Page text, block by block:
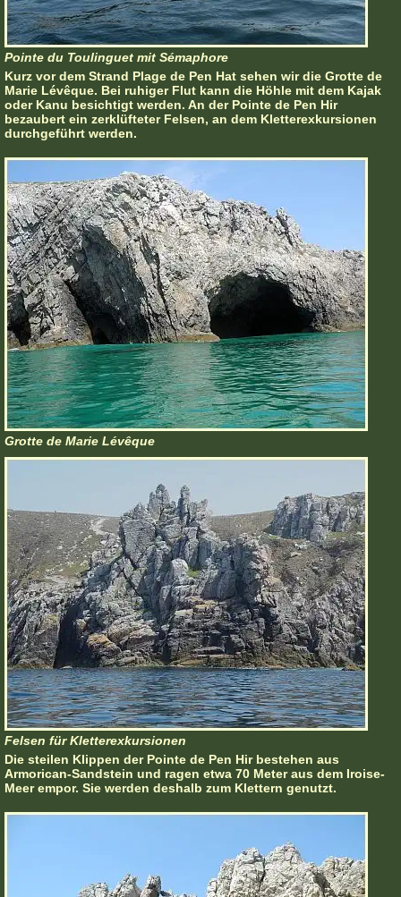
Pointe du Toulinguet mit Sémaphore
Kurz vor dem Strand Plage de Pen Hat sehen wir die Grotte de
Marie Lévêque. Bei ruhiger Flut kann die Höhle mit dem Kajak
oder Kanu besichtigt werden. An der Pointe de Pen Hir
bezaubert ein zerklüfteter Felsen, an dem Kletterexkursionen
durchgeführt werden.
Grotte de Marie Lévêque
Felsen für Kletterexkursionen
Die steilen Klippen der Pointe de Pen Hir bestehen aus
Armorican-Sandstein und ragen etwa 70 Meter aus dem Iroise-
Meer empor. Sie werden deshalb zum Klettern genutzt.